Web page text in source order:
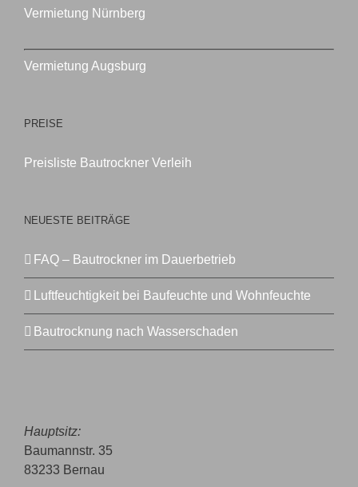
Vermietung Nürnberg
Vermietung Augsburg
PREISE
Preisliste Bautrockner Verleih
NEUESTE BEITRÄGE
FAQ – Bautrockner im Dauerbetrieb
Luftfeuchtigkeit bei Baufeuchte und Wohnfeuchte
Bautrocknung nach Wasserschaden
Hauptsitz:
Baumannstr. 35
83233 Bernau